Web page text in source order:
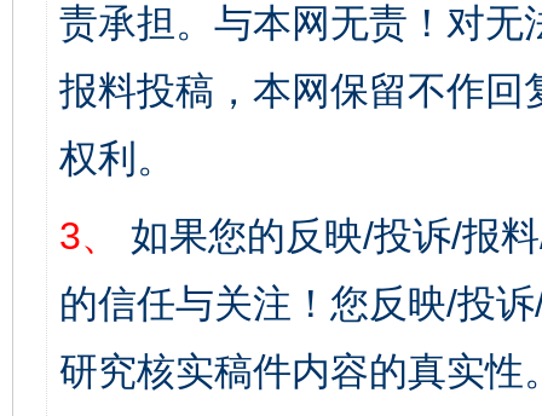
责承担。与本网无责！对
报料投稿，本网保留不作
权利。
3、
如果您的反映/投诉/报
的信任与关注！您反映/投
研究核实稿件内容的真实